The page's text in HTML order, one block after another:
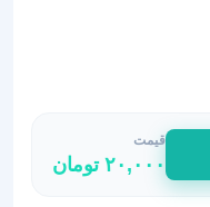
قیمت
۲۰,۰۰۰ تومان